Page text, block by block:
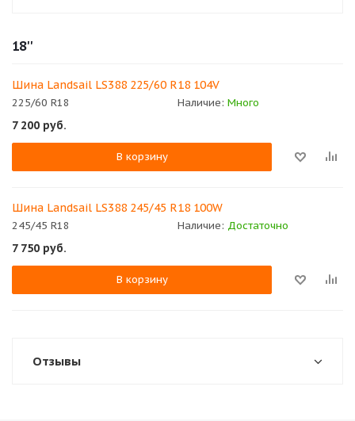
18''
Шина Landsail LS388 225/60 R18 104V
225/60 R18 Наличие: Много
7 200 руб.
В корзину
Шина Landsail LS388 245/45 R18 100W
245/45 R18 Наличие: Достаточно
7 750 руб.
В корзину
Отзывы